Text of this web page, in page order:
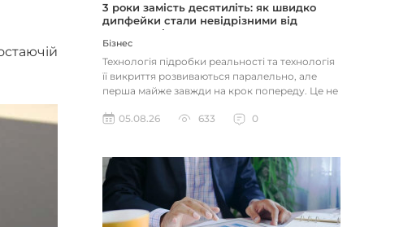
3 роки замість десятиліть: як швидко
дипфейки стали невідрізними від
реальності
Бізнес
Технологія підробки реальності та технологія
її викриття розвиваються паралельно, але
перша майже завжди на крок попереду. Це не
05.08.26
633 0